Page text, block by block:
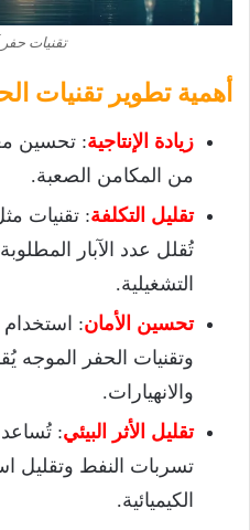
تقنيات حفر
أهمية تطوير تقنيات
زيادة الإنتاجية: تحسين
من المكامن الصعبة.
تقليل التكلفة: تقنيات
تُقلل عدد الآبار
التشغيلية.
تحسين الأمان: استخدام
وتقنيات الحفر الموجه
والانهيارات.
تقليل الأثر البيئي: تُساعد
تسربات النفط وتقليل
الكيميائية.